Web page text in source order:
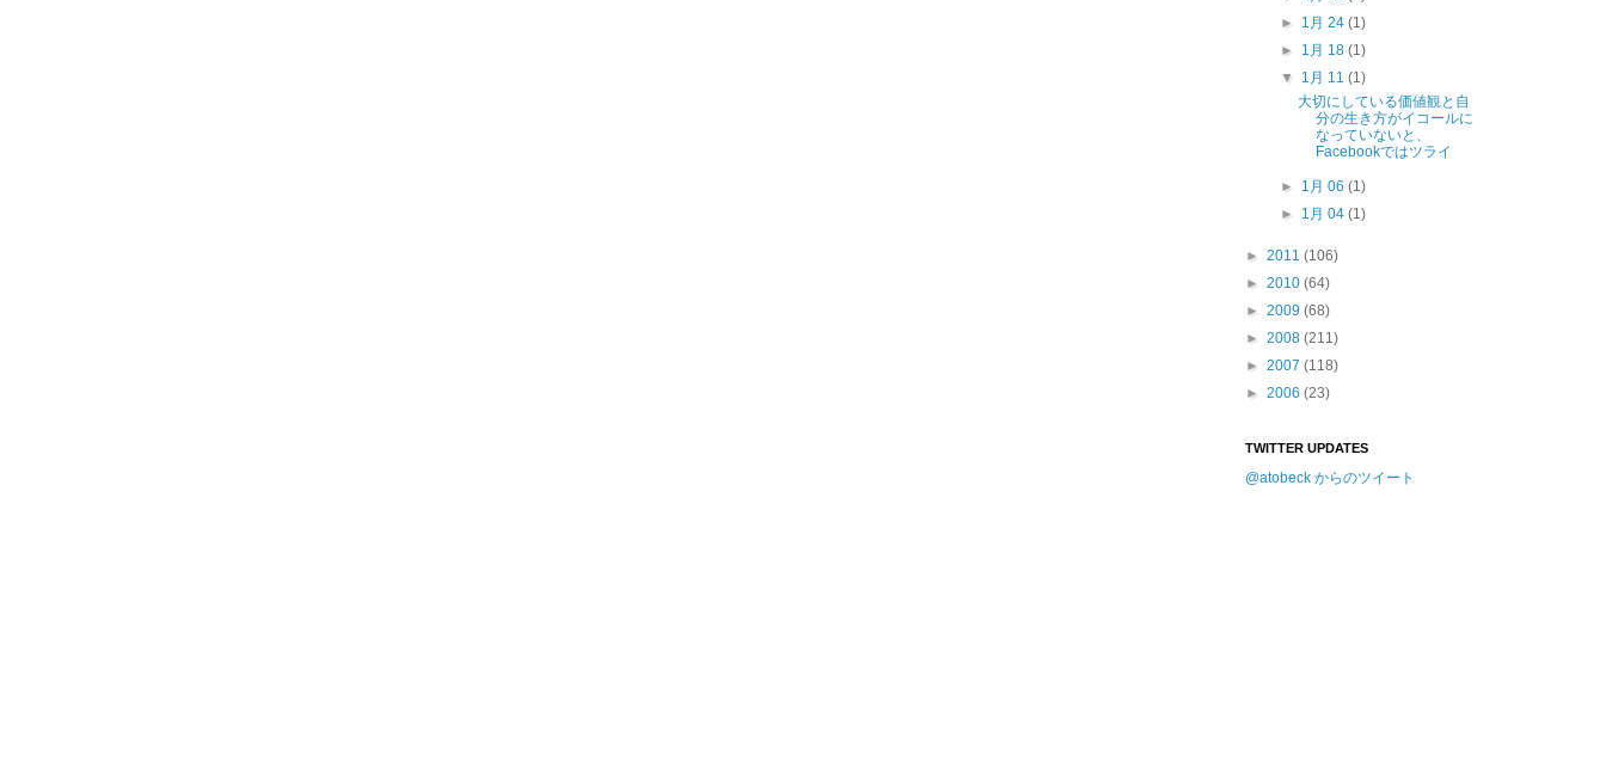
► 1月 24 (1)
► 1月 18 (1)
▼ 1月 11 (1)
大切にしている価値観と自
分の生き方がイコールに
なっていないと、
Facebookではツライ
► 1月 06 (1)
► 1月 04 (1)
► 2011 (106)
► 2010 (64)
► 2009 (68)
► 2008 (211)
► 2007 (118)
► 2006 (23)
TWITTER UPDATES
@atobeck からのツイート